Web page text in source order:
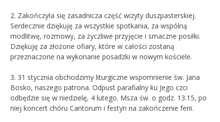
2. Zakończyła się zasadnicza część wizyty duszpasterskiej.
Serdecznie dziękuję za wszystkie spotkania, za wspólną
modlitwę, rozmowy, za życzliwe przyjęcie i smaczne posiłki.
Dziękuję za złożone ofiary, które w całości zostaną
przeznaczone na wykonanie posadzki w nowym kościele.
3. 31 stycznia obchodzimy liturgiczne wspomnienie św. Jana
Bosko, naszego patrona. Odpust parafialny ku Jego czci
odbędzie się w niedzielę, 4 lutego. Msza św. o godz. 13.15, po
niej koncert chóru Cantorum i festyn na zakończenie ferii.